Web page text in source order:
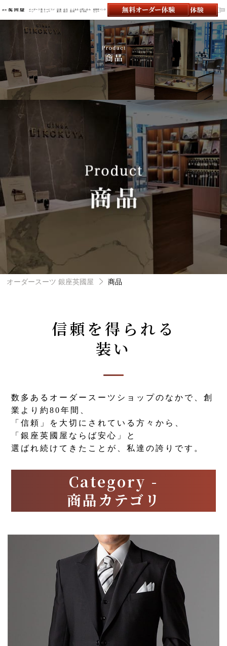
オーダースーツの銀座英國屋
オーダース
ーツ
商
品
サービスメ
ニュー
店舗
案内
会社
紹介
よくある
質問
お問い合わ
せ/予約
顧客様インタ
ビュー
オーダースーツ 銀座英國屋 商品
信頼を得られる
装い
数多あるオーダースーツショップのなかで、創
業より約80年間、
「信頼」を大切にされている方々から、
「銀座英國屋ならば安心」と
選ばれ続けてきたことが、私達の誇りです。
Category -
商品カテゴリ